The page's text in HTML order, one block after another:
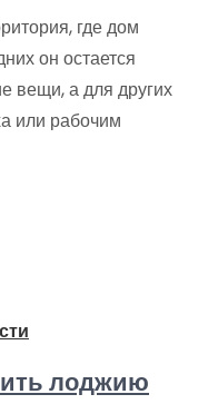
где дом
он остается
вещи, а для других
или рабочим
лоджию